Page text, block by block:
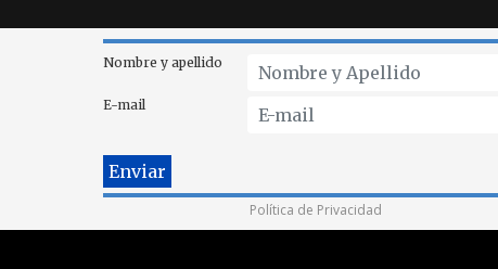
Nombre y apellido
E-mail
Política de Privacidad